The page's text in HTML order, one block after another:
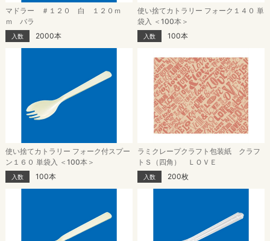
マドラー ＃１２０ 白 １２０ｍ
ｍ バラ
入数 2000本
使い捨てカトラリー フォーク１４０ 単
袋入 ＜100本＞
入数 100本
使い捨てカトラリー フォーク付スプー
ン１６０ 単袋入 ＜100本＞
入数 100本
ラミクレープクラフト包装紙 クラフ
トＳ（四角） ＬＯＶＥ
入数 200枚